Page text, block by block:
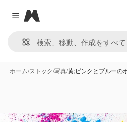
Close menu
Magnific
ホーム/ストック/写真/黄;ピンクとブルーの